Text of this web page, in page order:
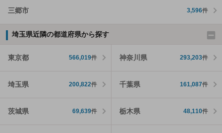
三郷市 3,596件
埼玉県近隣の都道府県から探す
東京都 566,019件 神奈川県 293,203件
埼玉県 200,822件 千葉県 161,087件
茨城県 69,639件 栃木県 48,110件